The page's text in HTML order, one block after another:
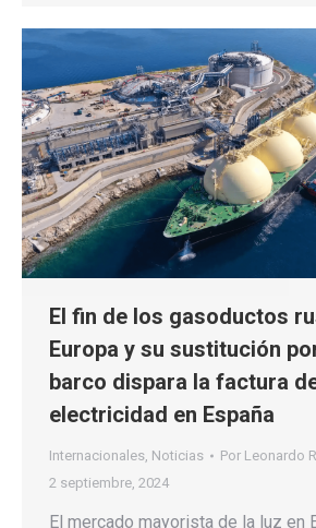
El fin de los gasoductos
Europa y su sustitución
barco dispara la factura
electricidad en España
Internacionales, Noticias Por Leonardo
2 septiembre, 2024
El mercado mayorista de la luz en